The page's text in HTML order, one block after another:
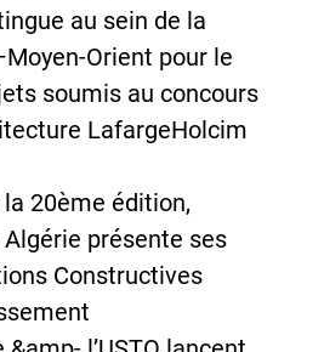
au sein de la
Orient pour le
soumis au concours
LafargeHolcim
la 20ème édition,
présente ses
Constructives